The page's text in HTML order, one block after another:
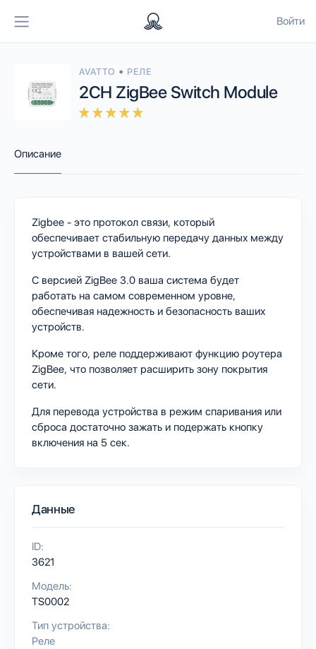
Войти
AVATTO • РЕЛЕ
2CH ZigBee Switch Module
Описание
Zigbee - это протокол связи, который
обеспечивает стабильную передачу данных между
устройствами в вашей сети.
С версией ZigBee 3.0 ваша система будет
работать на самом современном уровне,
обеспечивая надежность и безопасность ваших
устройств.
Кроме того, реле поддерживают функцию роутера
ZigBee, что позволяет расширить зону покрытия
сети.
Для перевода устройства в режим спаривания или
сброса достаточно зажать и подержать кнопку
включения на 5 сек.
Данные
ID:
3621
Модель:
TS0002
Тип устройства:
Реле